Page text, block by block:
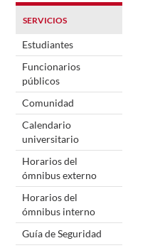
SERVICIOS
Estudiantes
Funcionarios
públicos
Comunidad
Calendario
universitario
Horarios del
ómnibus externo
Horarios del
ómnibus interno
Guía de Seguridad